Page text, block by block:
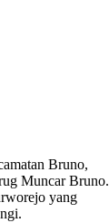
Bruno,
Muncar Bruno.
yang